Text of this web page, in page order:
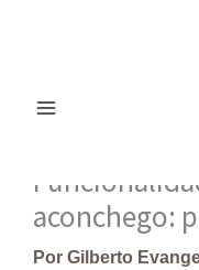
aconchego:
Por Gilberto